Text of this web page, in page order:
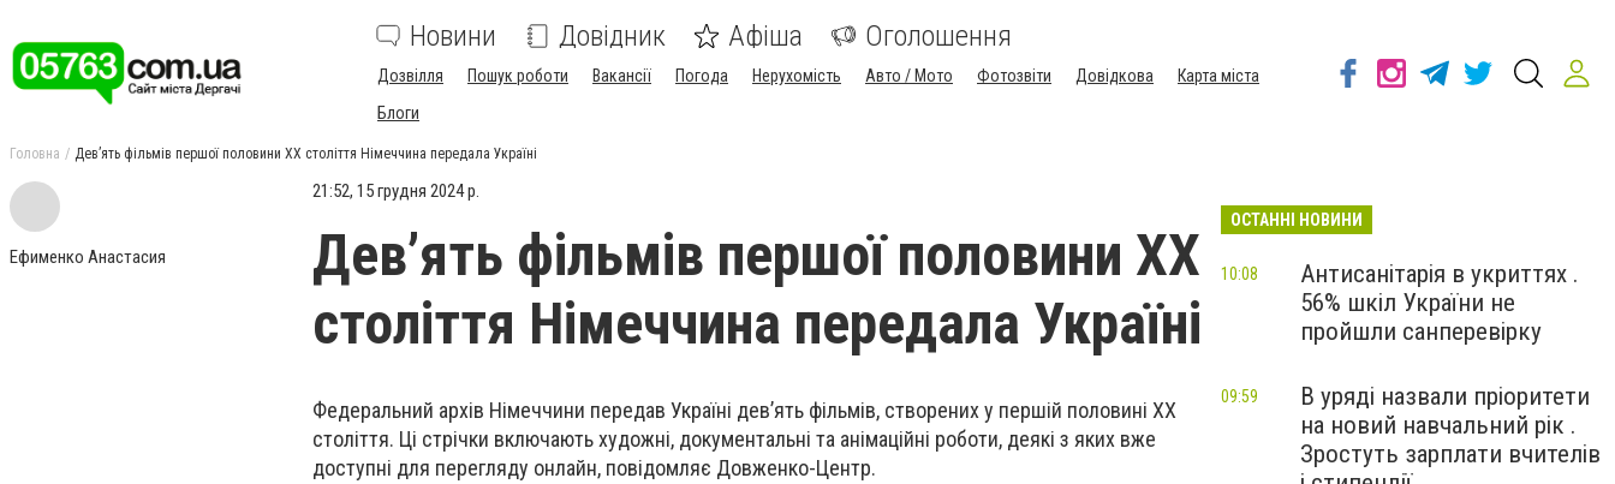
Новини Довідник Афіша Оголошення
Дозвілля Пошук роботи Вакансії Погода Нерухомість Авто / Мото Фотозвіти Довідкова
Карта міста
Блоги
Головна Дев’ять фільмів першої половини XX століття Німеччина передала Україні
Ефименко Анастасия
21:52, 15 грудня 2024 р.
Дев’ять фільмів першої половини XX
століття Німеччина передала Україні
Федеральний архів Німеччини передав Україні дев’ять фільмів, створених у першій половині ХХ
століття. Ці стрічки включають художні, документальні та анімаційні роботи, деякі з яких вже
доступні для перегляду онлайн, повідомляє Довженко-Центр.
ОСТАННІ НОВИНИ
Антисанітарія в укриттях .
56% шкіл України не
пройшли санперевірку
10:08
В уряді назвали пріоритети
на новий навчальний рік .
Зростуть зарплати вчителів
09:59